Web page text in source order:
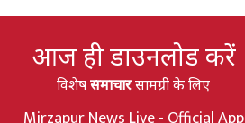
आज ही डाउनलोड करें
विशेषसमाचारसामग्री के लिए